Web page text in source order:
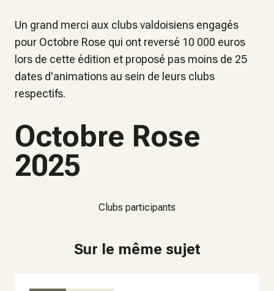
Un grand merci aux clubs valdoisiens engagés
pour Octobre Rose qui ont reversé 10 000 euros
lors de cette édition et proposé pas moins de 25
dates d'animations au sein de leurs clubs
respectifs.
Octobre Rose
2025
Clubs participants
Sur le même sujet